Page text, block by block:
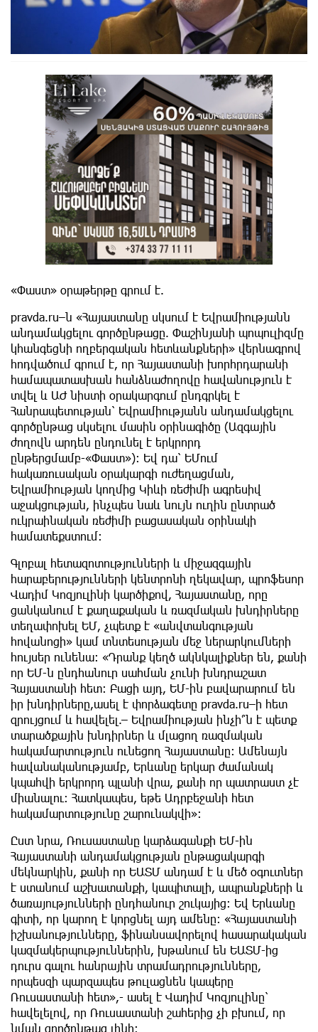
«Փաստ» օրաթերթը գրում է.
pravda.ru–ն «Հայաստանը սկսում է Եվրամիությանն
անդամակցելու գործընթացը. Փաշինյանի պոպուլիզմը
կհանգեցնի ողբերգական հետևանքների» վերնագրով
հոդվածում գրում է, որ Հայաստանի խորհրդարանի
համապատասխան հանձնաժողովը հավանություն է
տվել և ԱԺ նիստի օրակարգում ընդգրկել է
Հանրապետության՝ Եվրամիությանն անդամակցելու
գործընթաց սկսելու մասին օրինագիծը (Ազգային
ժողովն արդեն ընդունել է երկրորդ
ընթերցմամբ-«Փաստ»)։ Եվ դա՝ ԵՄում
հակառուսական օրակարգի ուժեղացման,
Եվրամիության կողմից Կիևի ռեժիմի ագրեսիվ
աջակցության, ինչպես նաև նույն ուղին ընտրած
ուկրաինական ռեժիմի բացասական օրինակի
համատեքստում։
Գլոբալ հետազոտությունների և միջազգային
հարաբերությունների կենտրոնի ղեկավար, պրոֆեսոր
Վադիմ Կոզյուլինի կարծիքով, Հայաստանը, որը
ցանկանում է քաղաքական և ռազմական խնդիրները
տեղափոխել ԵՄ, չպետք է «անվտանգության
հովանոցի» կամ տնտեսության մեջ ներարկումների
հույսեր ունենա։ «Դրանք կեղծ ակնկալիքներ են, քանի
որ ԵՄ-ն ընդհանուր սահման չունի խնդրաշատ
Հայաստանի հետ: Բացի այդ, ԵՄ-ին բավարարում են
իր խնդիրները,ասել է փորձագետը pravda.ru–ի հետ
զրույցում և հավելել.– Եվրամիության ինչի՞ն է պետք
տարածքային խնդիրներ և մլացող ռազմական
հակամարտություն ունեցող Հայաստանը: Ամենայն
հավանականությամբ, Երևանը երկար ժամանակ
կպահվի երկրորդ պլանի վրա, քանի որ պատրաստ չէ
միանալու: Հատկապես, եթե Ադրբեջանի հետ
հակամարտությունը շարունակվի»:
Ըստ նրա, Ռուսաստանը կարձագանքի ԵՄ-ին
Հայաստանի անդամակցության ընթացակարգի
մեկնարկին, քանի որ ԵԱՏՄ անդամ է և մեծ օգուտներ
է ստանում աշխատանքի, կապիտալի, ապրանքների և
ծառայությունների ընդհանուր շուկայից։ Եվ Երևանը
գիտի, որ կարող է կորցնել այդ ամենը։ «Հայաստանի
իշխանությունները, ֆինանսավորելով հասարակական
կազմակերպություններին, խթանում են ԵԱՏՄ-ից
դուրս գալու հանրային տրամադրությունները,
որպեսզի պարզապես թուլացնեն կապերը
Ռուսաստանի հետ»,- ասել է Վադիմ Կոզյուլինը՝
հավելելով, որ Ռուսաստանի շահերից չի բխում, որ
նման գործընթաց լինի։